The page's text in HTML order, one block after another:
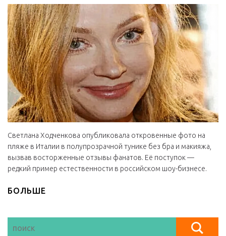
Светлана Ходченкова опубликовала откровенные фото на
пляже в Италии в полупрозрачной тунике без бра и макияжа,
вызвав восторженные отзывы фанатов. Её поступок —
редкий пример естественности в российском шоу-бизнесе.
БОЛЬШЕ